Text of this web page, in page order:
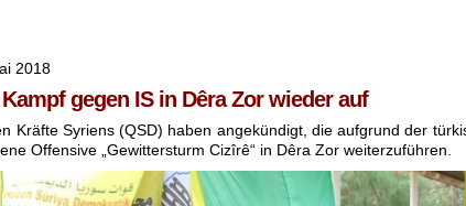
2018
gegen IS in Dêra Zor wieder auf
Kräfte Syriens (QSD) haben angekündigt, die aufgrund der
Offensive „Gewittersturm Cizîrê“ in Dêra Zor weiterzuführen.